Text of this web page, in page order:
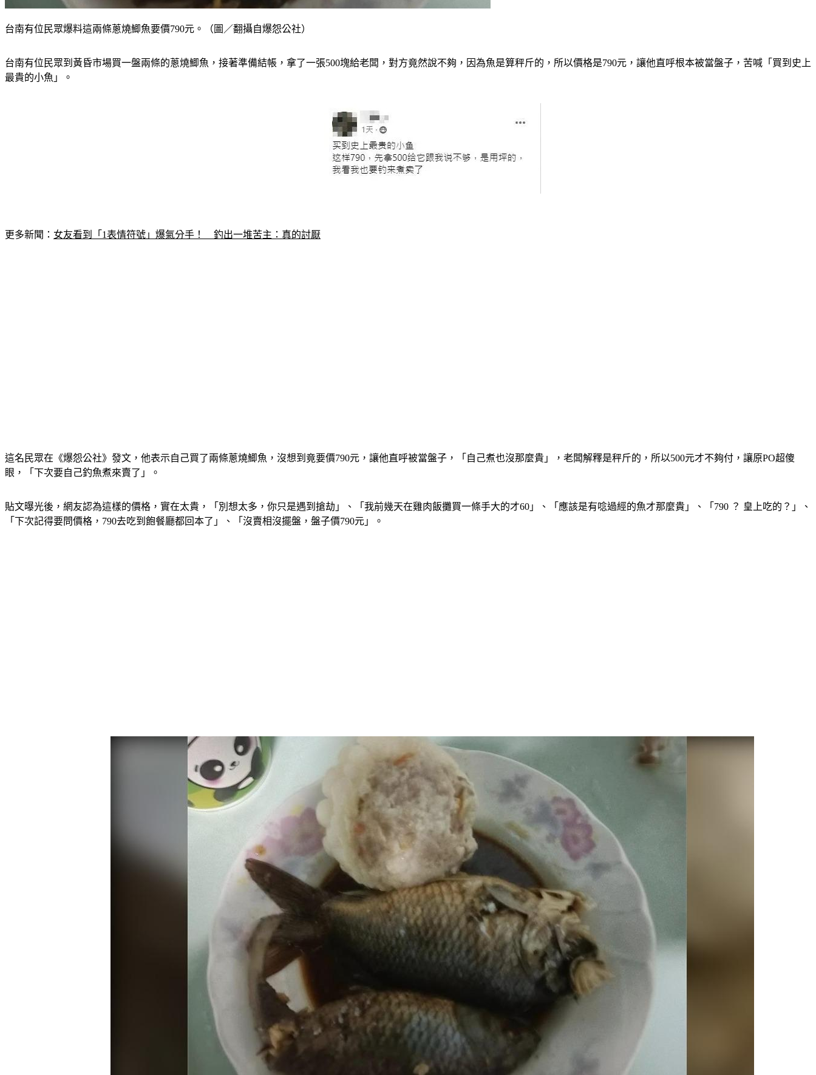
台南有位民眾爆料這兩條蔥燒鯽魚要價790元。（圖／翻攝自爆怨公社）
台南有位民眾到黃昏市場買一盤兩條的蔥燒鯽魚，接著準備結帳，拿了一張500塊給老闆，對方竟然說不夠，因為魚是算秤斤的，所以價格是790元，讓他直呼根本被當盤子，苦喊「買到史上
最貴的小魚」。
更多新聞： 女友看到「1表情符號」爆氣分手！　釣出一堆苦主：真的討厭
這名民眾在《爆怨公社》發文，他表示自己買了兩條蔥燒鯽魚，沒想到竟要價790元，讓他直呼被當盤子，「自己煮也沒那麼貴」，老闆解釋是秤斤的，所以500元才不夠付，讓原PO超傻
眼，「下次要自己釣魚煮來賣了」。
貼文曝光後，網友認為這樣的價格，實在太貴，「別想太多，你只是遇到搶劫」、「我前幾天在雞肉飯攤買一條手大的才60」、「應該是有唸過經的魚才那麼貴」、「790 ？ 皇上吃的？」、
「下次記得要問價格，790去吃到飽餐廳都回本了」、「沒賣相沒擺盤，盤子價790元」。